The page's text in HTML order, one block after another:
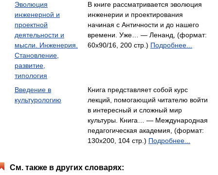
Эволюция
инженерной и
проектной
деятельности и
мысли. Инженерия.
Становление,
развитие,
типология
В книге рассматривается эволюция
инженерии и проектирования
начиная с Античности и до нашего
времени. Уже… — Ленанд, (формат:
60x90/16, 200 стр.) Подробнее...
Введение в
культурологию
Книга представляет собой курс
лекций, помогающий читателю войти
в интересный и сложный мир
культуры. Книга… — Международная
педагогическая академия, (формат:
130x200, 104 стр.) Подробнее...
См. также в других словарях: